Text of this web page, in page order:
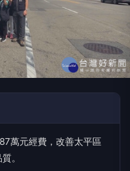
萬元經費，改善太平區
。